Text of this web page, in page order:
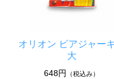
オリオン ビアジャー
大
648円 （税込み）